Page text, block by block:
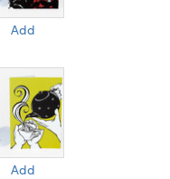
Add
Add